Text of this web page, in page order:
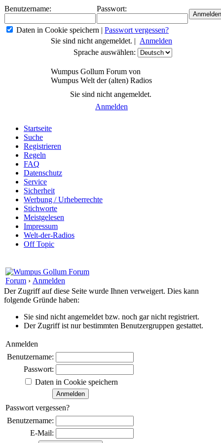
Benutzername: Passwort:
Daten in Cookie speichern | Passwort vergessen?
Sie sind nicht angemeldet. | Anmelden
Sprache auswählen:
Wumpus Gollum Forum von
Wumpus Welt der (alten) Radios
Sie sind nicht angemeldet.
Anmelden
Startseite
Suche
Registrieren
Regeln
FAQ
Datenschutz
Service
Sicherheit
Werbung / Urheberrechte
Stichworte
Meistgelesen
Impressum
Welt-der-Radios
Off Topic
Forum › Anmelden
Der Zugriff auf diese Seite wurde Ihnen verweigert. Dies kann
folgende Gründe haben:
Sie sind nicht angemeldet bzw. noch gar nicht registriert.
Der Zugriff ist nur bestimmten Benutzergruppen gestattet.
Anmelden
Benutzername:
Passwort:
Daten in Cookie speichern
Passwort vergessen?
Benutzername:
E-Mail: